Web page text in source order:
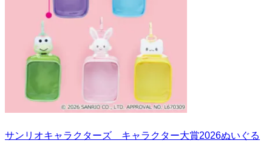
サンリオキャラクターズ キャラクター大賞2026ぬいぐる